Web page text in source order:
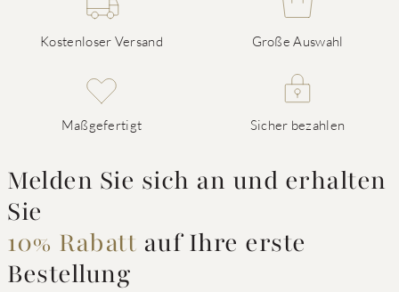
Kostenloser Versand Große Auswahl
Maßgefertigt Sicher bezahlen
Melden Sie sich an und erhalten
Sie
10% Rabatt auf Ihre erste
Bestellung